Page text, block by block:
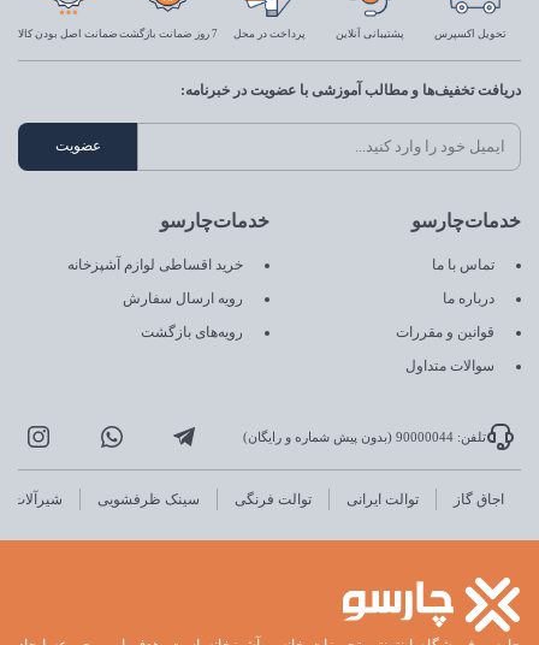
تحویل اکسپرس پشتیبانی آنلاین پرداخت در محل 7 روز ضمانت بازگشت ضمانت اصل بودن کالا
خدمات‌چارسو
تماس با ما
درباره ما
قوانین و مقررات
سوالات متداول
خدمات‌چارسو
خرید اقساطی لوازم آشپزخانه
رویه ارسال سفارش
رویه‌های بازگشت
دریافت تخفیف‌ها و مطالب آموزشی با عضویت در خبرنامه:
تلفن: 90000044 (بدون پیش شماره و رایگان)
اجاق گاز توالت ایرانی توالت فرنگی سینک ظرفشویی شیرآلات